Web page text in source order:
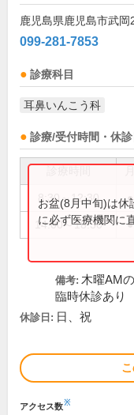
鹿児島県鹿児島市武岡
099-281-7853
診療科目
耳鼻いんこう科
診療/受付時間・休診
8:30～12:30 ●
14:00～18:30 ●
お盆(8月中旬)は休
に必ず医療機関に
備考: 木曜AM
臨時休診あり
休診日: 日、祝
アクセス数※